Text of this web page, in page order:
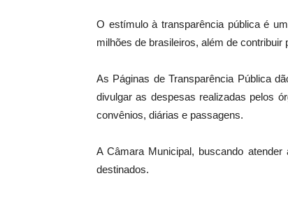
O estímulo à transparência pública é
milhões de brasileiros, além de
As Páginas de Transparência Pública
divulgar as despesas realizadas pelos
convênios, diárias e passagens.
A Câmara Municipal, buscando
destinados.